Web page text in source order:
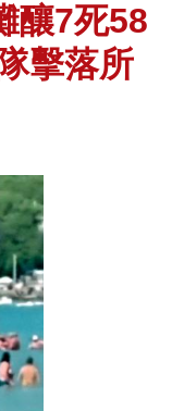
釀7死58
擊落所